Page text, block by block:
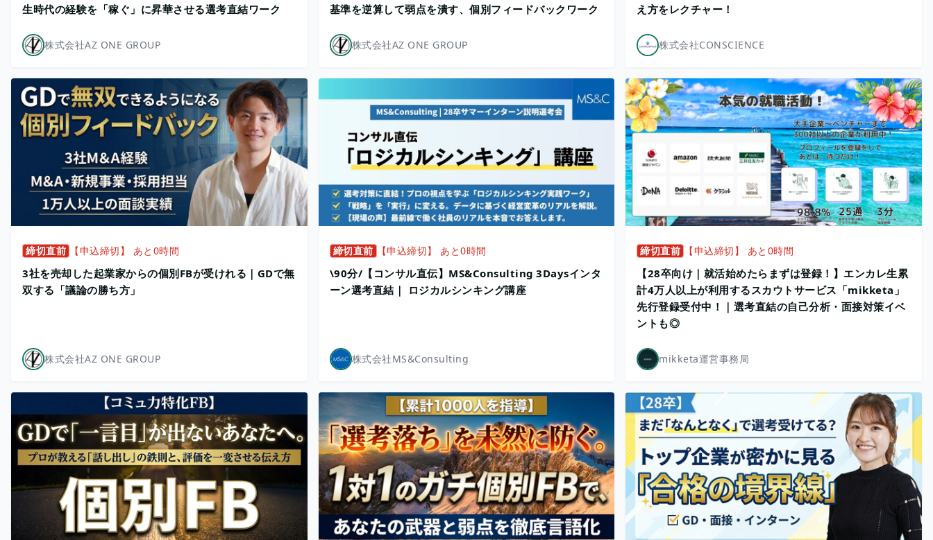
生時代の経験を「稼ぐ」に昇華させる選考直結ワーク
株式会社AZ ONE GROUP
基準を逆算して弱点を潰す、個別フィードバックワーク
株式会社AZ ONE GROUP
え方をレクチャー！
株式会社CONSCIENCE
締切直前 【申込締切】 あと0時間
3社を売却した起業家からの個別FBが受けれる｜GDで無
双する「議論の勝ち方」
株式会社AZ ONE GROUP
締切直前 【申込締切】 あと0時間
\90分/【コンサル直伝】MS&Consulting 3Daysインタ
ーン選考直結｜ ロジカルシンキング講座
株式会社MS&Consulting
締切直前 【申込締切】 あと0時間
【28卒向け｜就活始めたらまずは登録！】エンカレ生累
計4万人以上が利用するスカウトサービス「mikketa」
先行登録受付中！｜選考直結の自己分析・面接対策イベ
ントも◎
mikketa運営事務局